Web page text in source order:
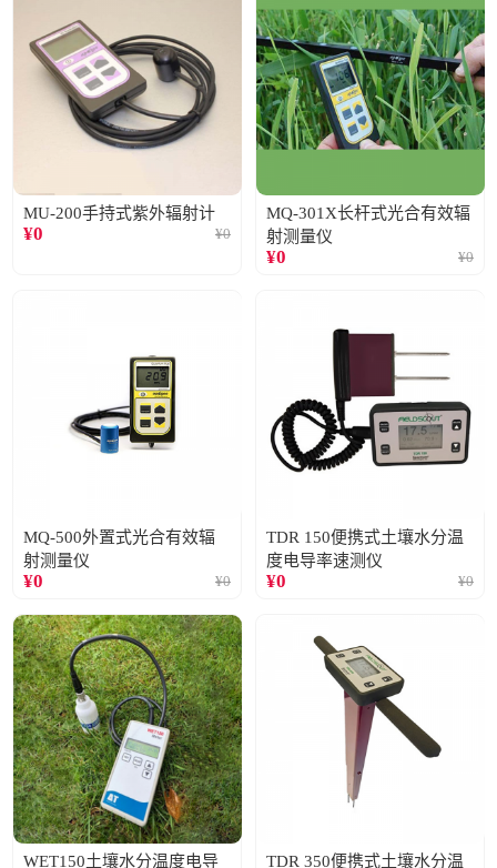
MU-200手持式紫外辐射计
¥0 ¥0
MQ-301X长杆式光合有效辐
射测量仪
¥0 ¥0
MQ-500外置式光合有效辐
射测量仪
¥0 ¥0
TDR 150便携式土壤水分温
度电导率速测仪
¥0 ¥0
WET150土壤水分温度电导
TDR 350便携式土壤水分温